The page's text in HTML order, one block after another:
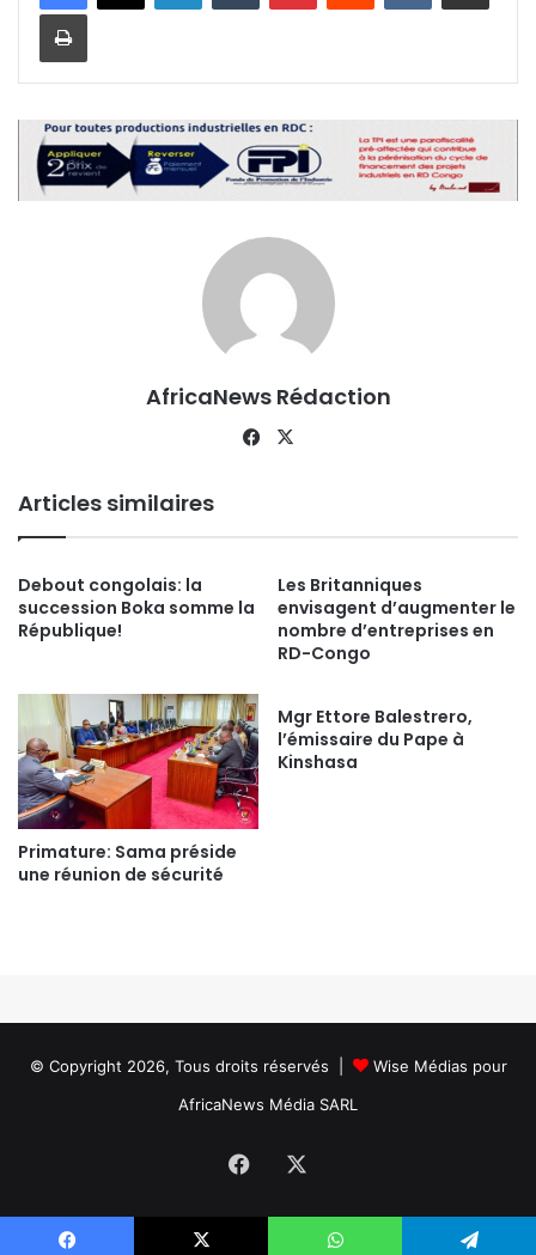
Imprimer
AfricaNews Rédaction
Facebook
Articles similaires
Debout congolais: la
succession Boka somme la
République!
Les Britanniques
envisagent d’augmenter le
nombre d’entreprises en
RD-Congo
Primature: Sama préside
une réunion de sécurité
Mgr Ettore Balestrero,
l’émissaire du Pape à
Kinshasa
© Copyright 2026, Tous droits réservés | Wise Médias pour
AfricaNews Média SARL
Facebook